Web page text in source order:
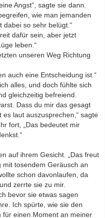
Angst“, sagte sie dann.
wie man jemanden
dabei so sehr belügt.“
dafür sein, aber jetzt
leben.“
unseren Weg Richtung
auch eine Entscheidung ist.“
alles, und doch fühlte sich
gleichzeitig befreiend.
Dass du mir das gesagt
laut auszusprechen,“ sagte
fort, „Das bedeutet mir
auf ihrem Gesicht. „Das freut
mit tosendem Geräusch an
schon davonlaufen, da
zerrte sie zu mir.
bevor sie etwas sagen
Ich spürte, wie sie den
für einen Moment an meiner